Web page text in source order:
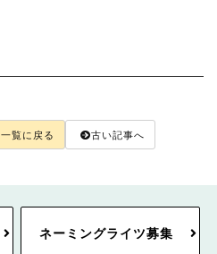
一覧に戻る 古い記事へ
ネーミングライツ募集